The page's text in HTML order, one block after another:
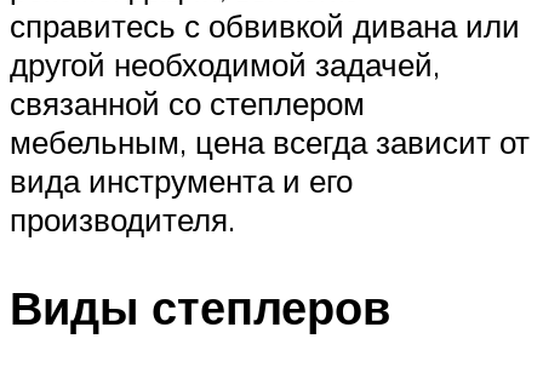
справитесь с обвивкой дивана или
другой необходимой задачей,
связанной со степлером
мебельным, цена всегда зависит от
вида инструмента и его
производителя.
Виды степлеров